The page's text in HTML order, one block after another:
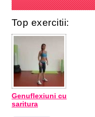
Top exercitii:
Genuflexiuni cu
saritura